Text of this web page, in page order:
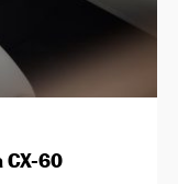
CX-60